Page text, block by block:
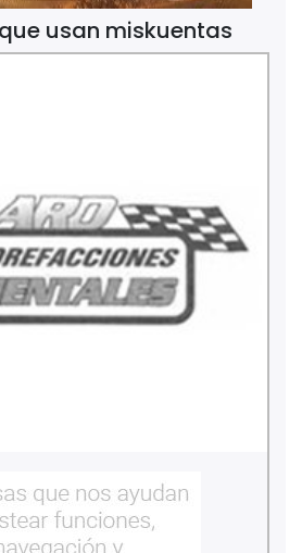
usan miskuentas